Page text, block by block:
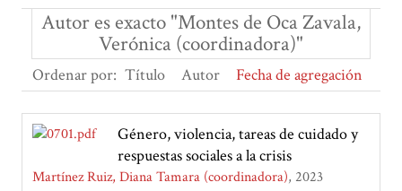
Autor es exacto "Montes de Oca Zavala,
Verónica (coordinadora)"
Ordenar por: Título Autor Fecha de agregación
Género, violencia, tareas de cuidado y
respuestas sociales a la crisis
Martínez Ruiz, Diana Tamara (coordinadora) 2023